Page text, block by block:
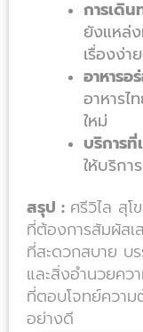
การเดิ
ยังแหล่ง
เรื่องง่า
อาหารอ
อาหาร
ใหม่
บริการที่
ให้บริกา
สรุป : ศรีวิไล สุ
ที่ต้องการสัมผัสเ
ที่สะดวกสบาย บ
และสิ่งอำนวยคว
ที่ตอบโจทย์ความ
อย่างดี